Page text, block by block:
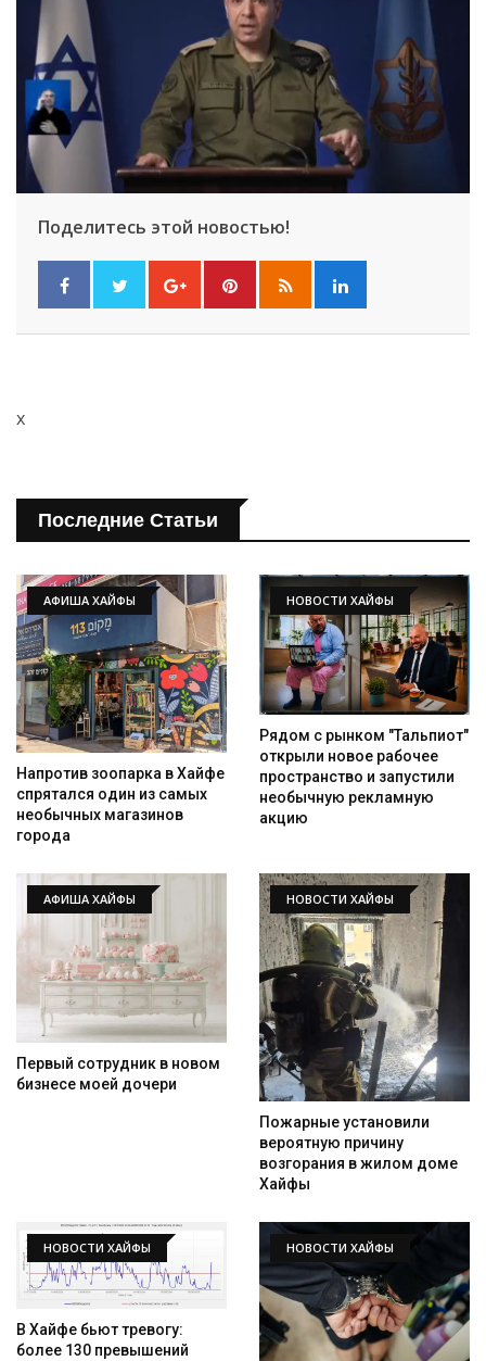
Поделитесь этой новостью!
x
Последние Статьи
АФИША ХАЙФЫ
Напротив зоопарка в Хайфе
спрятался один из самых
необычных магазинов
города
НОВОСТИ ХАЙФЫ
Рядом с рынком "Тальпиот"
открыли новое рабочее
пространство и запустили
необычную рекламную
акцию
АФИША ХАЙФЫ
Первый сотрудник в новом
бизнесе моей дочери
НОВОСТИ ХАЙФЫ
Пожарные установили
вероятную причину
возгорания в жилом доме
Хайфы
НОВОСТИ ХАЙФЫ
В Хайфе бьют тревогу:
более 130 превышений
НОВОСТИ ХАЙФЫ